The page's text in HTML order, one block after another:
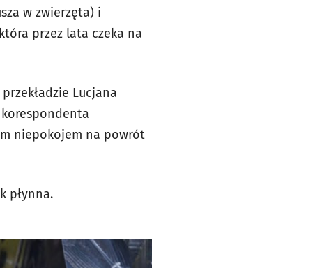
w zwierzęta) i
przez lata czeka na
Lucjana
korespondenta
niepokojem na powrót
płynna.